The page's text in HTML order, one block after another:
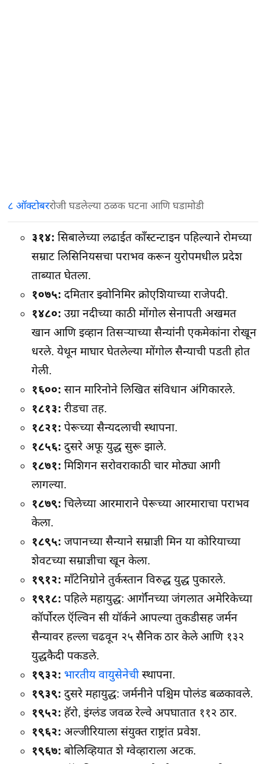
८ ऑक्टोबररोजी घडलेल्या ठळक घटना आणि घडामोडी
३१४: सिबालेच्या लढाईत काँस्टन्टाइन पहिल्याने रोमच्या
सम्राट लिसिनियसचा पराभव करून युरोपमधील प्रदेश
ताब्यात घेतला.
१०७५: दमितार झ्वोनिमिर क्रोएशियाच्या राजेपदी.
१४८०: उग्रा नदीच्या काठी मोंगोल सेनापती अखमत
खान आणि इव्हान तिसर्‍याच्या सैन्यांनी एकमेकांना रोखून
धरले. येथून माघार घेतलेल्या मोंगोल सैन्याची पडती होत
गेली.
१६००: सान मारिनोने लिखित संविधान अंगिकारले.
१८१३: रीडचा तह.
१८२१: पेरूच्या सैन्यदलाची स्थापना.
१८५६: दुसरे अफू युद्ध सुरू झाले.
१८७१: मिशिगन सरोवराकाठी चार मोठ्या आगी
लागल्या.
१८७९: चिलेच्या आरमाराने पेरूच्या आरमाराचा पराभव
केला.
१८९५: जपानच्या सैन्याने सम्राज्ञी मिन या कोरियाच्या
शेवटच्या सम्राज्ञीचा खून केला.
१९१२: माँटेनिग्रोने तुर्कस्तान विरुद्ध युद्ध पुकारले.
१९१८: पहिले महायुद्ध: आर्गॉनच्या जंगलात अमेरिकेच्या
कॉर्पोरल ऍल्विन सी यॉर्कने आपल्या तुकडीसह जर्मन
सैन्यावर हल्ला चढवून २५ सैनिक ठार केले आणि १३२
युद्धकैदी पकडले.
१९३२: भारतीय वायुसेनेचीस्थापना.
१९३९: दुसरे महायुद्ध: जर्मनीने पश्चिम पोलंड बळकावले.
१९५२: हॅरो, इंग्लंड जवळ रेल्वे अपघातात ११२ ठार.
१९६२: अल्जीरियाला संयुक्त राष्ट्रांत प्रवेश.
१९६७: बोलिव्हियात शे ग्वेव्हाराला अटक.